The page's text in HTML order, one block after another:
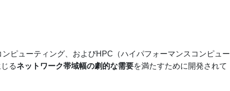
ピューティング、およびHPC（ハイパフォーマンスコンピュー
るネットワーク帯域幅の劇的な需要を満たすために開発されて